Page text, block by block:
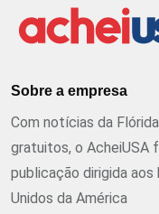
Sobre a empresa
Com notícias da
gratuitos, o AcheiUSA
publicação dirigida
Unidos da América